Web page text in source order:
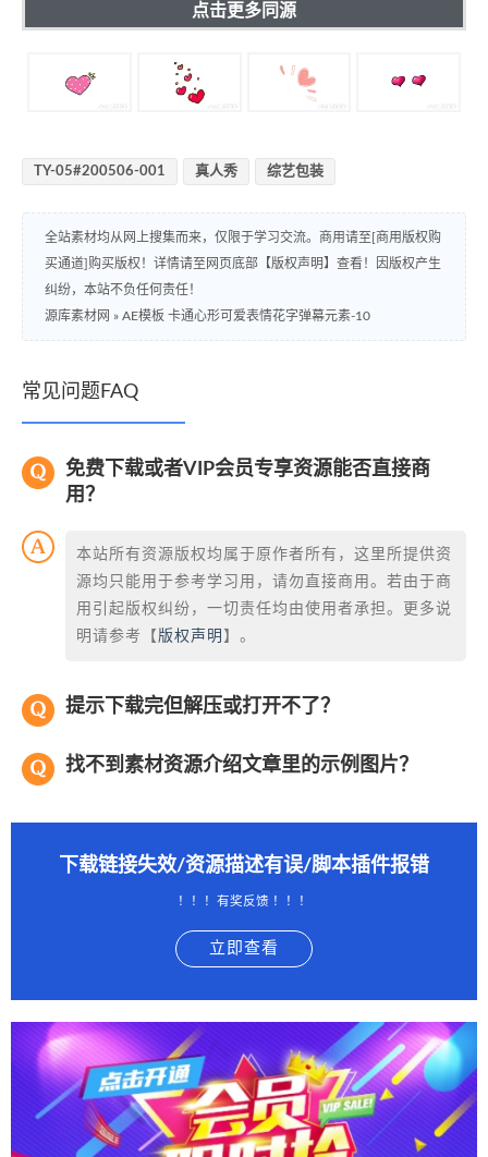
点击更多同源
TY-05#200506-001 真人秀 综艺包装
全站素材均从网上搜集而来，仅限于学习交流。商用请至[商用版权购
买通道]购买版权！详情请至网页底部【版权声明】查看！因版权产生
纠纷，本站不负任何责任！
源库素材网 » AE模板 卡通心形可爱表情花字弹幕元素-10
常见问题FAQ
免费下载或者VIP会员专享资源能否直接商
用？
本站所有资源版权均属于原作者所有，这里所提供资
源均只能用于参考学习用，请勿直接商用。若由于商
用引起版权纠纷，一切责任均由使用者承担。更多说
明请参考【 版权声明 】。
提示下载完但解压或打开不了？
找不到素材资源介绍文章里的示例图片？
下载链接失效/资源描述有误/脚本插件报错
！！！有奖反馈 ！！！
立即查看